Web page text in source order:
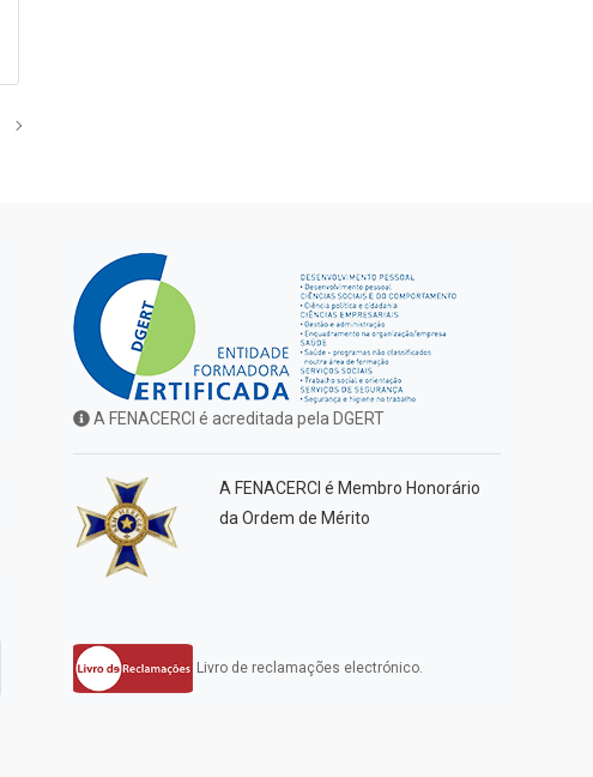
A FENACERCI é acreditada pela DGERT
A FENACERCI é Membro Honorário
da Ordem de Mérito
Livro de reclamações electrónico.